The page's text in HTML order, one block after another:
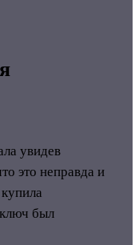
увидев
это неправда и
был